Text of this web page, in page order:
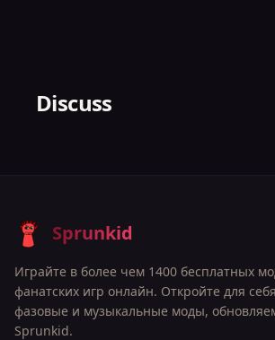
Discuss
Sprunkid
Играйте в более чем 1400 бесплатных
фанатских игр онлайн. Откройте для
фазовые и музыкальные моды,
Sprunkid.